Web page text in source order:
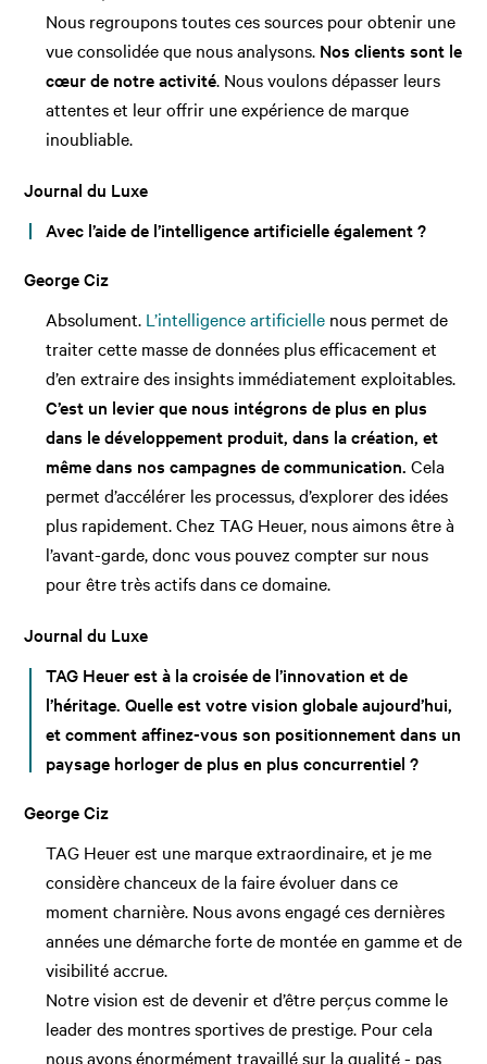
Nous regroupons toutes ces sources pour obtenir une
vue consolidée que nous analysons. Nos clients sont le
cœur de notre activité. Nous voulons dépasser leurs
attentes et leur offrir une expérience de marque
inoubliable.
Journal du Luxe
Avec l’aide de l’intelligence artificielle également ?
George Ciz
Absolument. L’intelligence artificielle nous permet de
traiter cette masse de données plus efficacement et
C’est un levier que nous intégrons de plus en plus
dans le développement produit, dans la création, et
même dans nos campagnes de communication. Cela
permet d’accélérer les processus, d’explorer des idées
plus rapidement. Chez TAG Heuer, nous aimons être à
l’avant-garde, donc vous pouvez compter sur nous
pour être très actifs dans ce domaine.
Journal du Luxe
TAG Heuer est à la croisée de l’innovation et de
l’héritage. Quelle est votre vision globale aujourd’hui,
et comment affinez-vous son positionnement dans un
paysage horloger de plus en plus concurrentiel ?
George Ciz
TAG Heuer est une marque extraordinaire, et je me
considère chanceux de la faire évoluer dans ce
moment charnière. Nous avons engagé ces dernières
années une démarche forte de montée en gamme et de
visibilité accrue.
Notre vision est de devenir et d’être perçus comme le
leader des montres sportives de prestige. Pour cela
nous avons énormément travaillé sur la qualité - pas